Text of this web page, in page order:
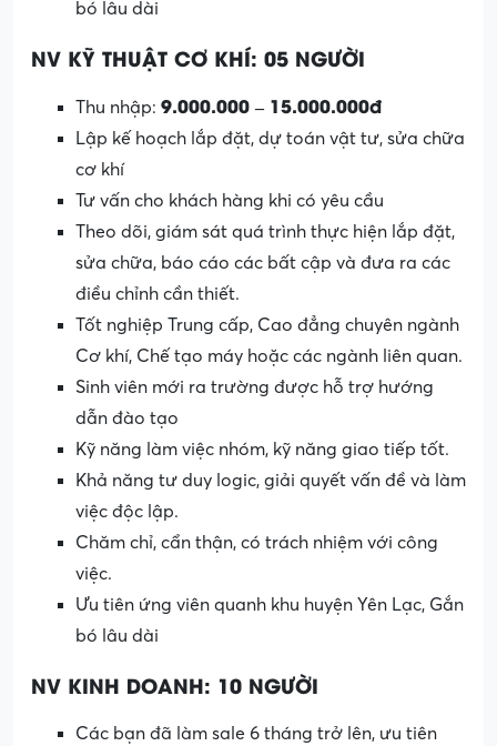
bó lâu dài
NV KỸ THUẬT CƠ KHÍ: 05 NGƯỜI
Thu nhập: 9.000.000 – 15.000.000đ
Lập kế hoạch lắp đặt, dự toán vật tư, sửa chữa
cơ khí
Tư vấn cho khách hàng khi có yêu cầu
Theo dõi, giám sát quá trình thực hiện lắp đặt,
sửa chữa, báo cáo các bất cập và đưa ra các
điều chỉnh cần thiết.
Tốt nghiệp Trung cấp, Cao đẳng chuyên ngành
Cơ khí, Chế tạo máy hoặc các ngành liên quan.
Sinh viên mới ra trường được hỗ trợ hướng
dẫn đào tạo
Kỹ năng làm việc nhóm, kỹ năng giao tiếp tốt.
Khả năng tư duy logic, giải quyết vấn đề và làm
việc độc lập.
Chăm chỉ, cẩn thận, có trách nhiệm với công
việc.
Ưu tiên ứng viên quanh khu huyện Yên Lạc, Gắn
bó lâu dài
NV KINH DOANH: 10 NGƯỜI
Các bạn đã làm sale 6 tháng trở lên, ưu tiên